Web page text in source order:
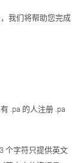
我们将帮助您完成
.pa 的人注册 .pa
个字符只提供英文